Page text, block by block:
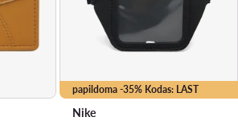
papildoma -35% Kodas: LAST
Nike